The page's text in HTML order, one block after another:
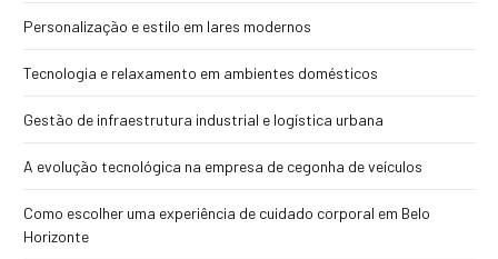
Personalização e estilo em lares modernos
Tecnologia e relaxamento em ambientes domésticos
Gestão de infraestrutura industrial e logística urbana
A evolução tecnológica na empresa de cegonha de veículos
Como escolher uma experiência de cuidado corporal em Belo
Horizonte